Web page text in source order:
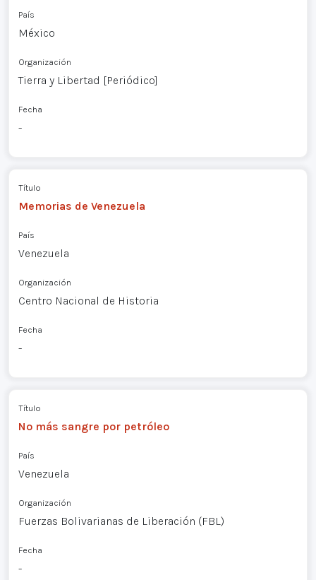
País
México
Organización
Tierra y Libertad [Periódico]
Fecha
-
Título
Memorias de Venezuela
País
Venezuela
Organización
Centro Nacional de Historia
Fecha
-
Título
No más sangre por petróleo
País
Venezuela
Organización
Fuerzas Bolivarianas de Liberación (FBL)
Fecha
-